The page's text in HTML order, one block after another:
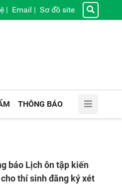
| Email | Sơ đồ site
THÔNG BÁO
báo Lịch ôn tập kiến
thí sinh đăng ký xét